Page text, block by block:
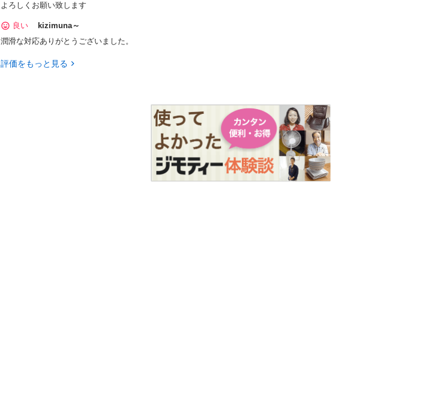
よろしくお願い致します
良い
kizimuna～
潤滑な対応ありがとうございました。
評価をもっと見る